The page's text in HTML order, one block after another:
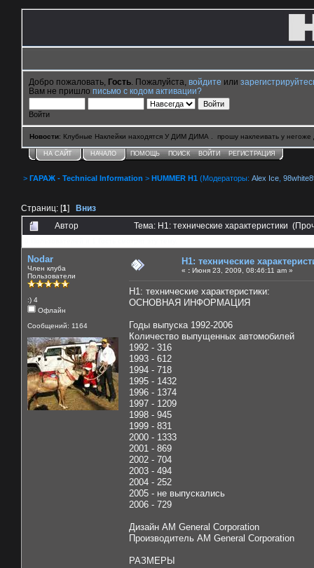
Добро пожаловать, Гость . Пожалуйста, войдите или
Вам не пришло письмо с кодом активации?
Войти
Новости: Клубные Наклейки находятся У ДИМ ДИМА . прошу наклеивать у негоже
НА САЙТ НАЧАЛО ПОМОЩЬ ПОИСК ВОЙТИ РЕГИСТРАЦИЯ
> ГАРАЖ - Technical Information > HUMMER H1 (Модераторы: Alex Ice
Страниц: [1] Вниз
Автор
Тема: H1: технические характеристики
Nodar
Член клуба
Пользователи
:) 4
Офлайн
Сообщений: 1164
H1: технические
« : Июня 23, 2009, 08:46:11 am »
H1: технические характеристики:
ОСНОВНАЯ ИНФОРМАЦИЯ
Годы выпуска 1992-2006
Количество выпущенных автомобилей
1992 - 316
1993 - 612
1994 - 718
1995 - 1432
1996 - 1374
1997 - 1209
1998 - 945
1999 - 831
2000 - 1333
2001 - 869
2002 - 704
2003 - 494
2004 - 252
2005 - не выпускались
2006 - 729
Дизайн AM General Corporation
Производитель AM General Corporation
РАЗМЕРЫ